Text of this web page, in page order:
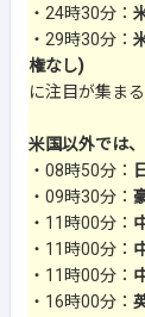
・24時30分：
・29時30分：
権なし)
に注目が集まる
米国以外では、
・08時50分：
・09時30分：
・11時00分：
・11時00分：
・11時00分：
・16時00分：